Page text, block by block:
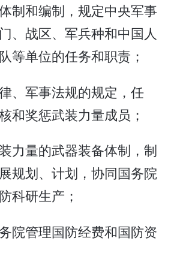
制和编制，规定中央军事
、战区、军兵种和中国人
等单位的任务和职责；
、军事法规的规定，任
和奖惩武装力量成员；
力量的武器装备体制，制
规划、计划，协同国务院
科研生产；
院管理国防经费和国防资